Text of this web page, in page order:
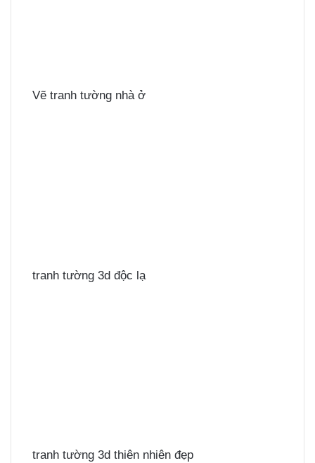
Vẽ tranh tường nhà ở
tranh tường 3d độc lạ
tranh tường 3d thiên nhiên đẹp